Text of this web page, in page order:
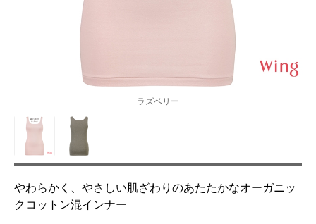
ラズベリー
やわらかく、やさしい肌ざわりのあたたかなオーガニッ
クコットン混インナー